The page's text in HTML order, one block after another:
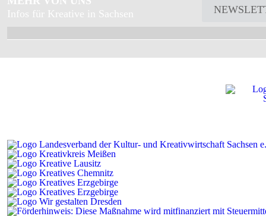
Infos für Kreative in Sachsen